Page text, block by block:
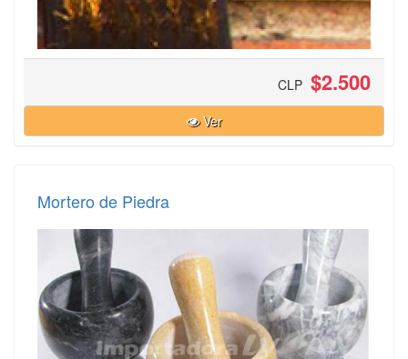
CLP $2.500
Ver
Mortero de Piedra